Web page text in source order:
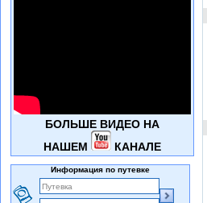
БОЛЬШЕ ВИДЕО НА
НАШЕМ
КАНАЛЕ
Информация по путевке